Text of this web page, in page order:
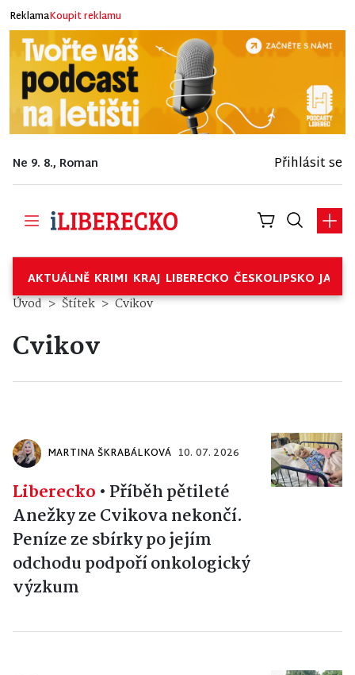
ReklamaKoupit reklamu
Ne 9. 8., Roman Přihlásit se
AKTUÁLNĚ KRIMI KRAJ LIBERECKO ČESKOLIPSKO
Úvod Štítek Cvikov
Cvikov
MARTINA ŠKRABÁLKOVÁ 10. 07. 2026
Liberecko • Příběh pětileté
Anežky ze Cvikova nekončí.
Peníze ze sbírky po jejím
odchodu podpoří onkologický
výzkum